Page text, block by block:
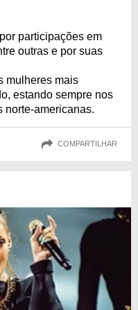
participações em
outras e por suas
mulheres mais
estando sempre nos
norte-americanas.
COMPARTILHAR